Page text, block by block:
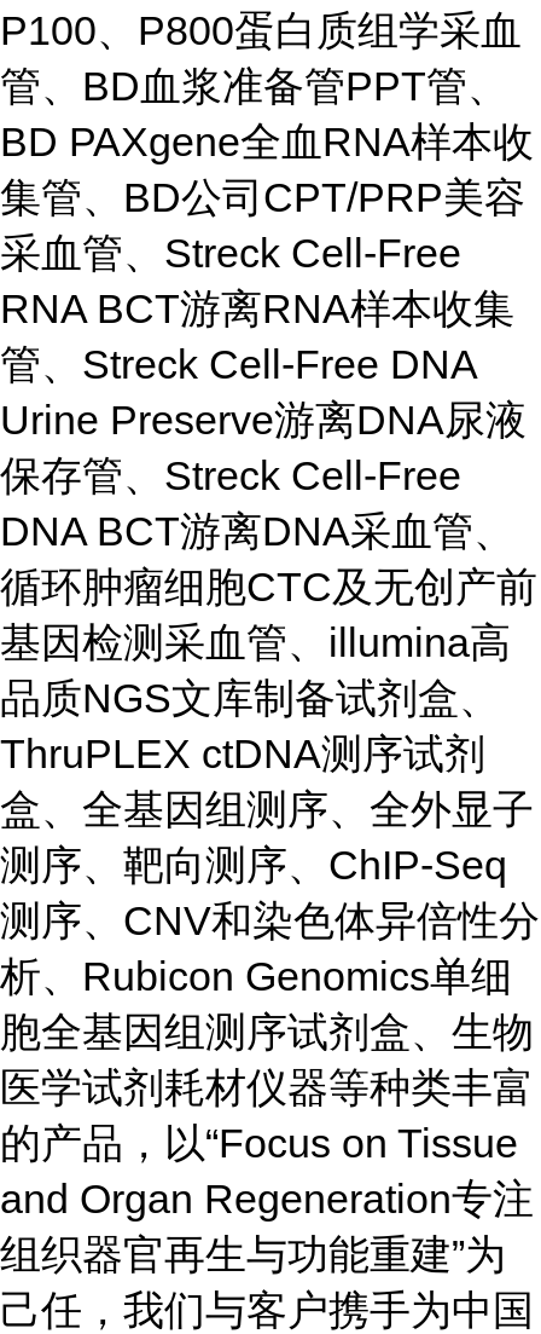
P100、P800蛋白质组学采血
管、BD血浆准备管PPT管、
BD PAXgene全血RNA样本收
集管、BD公司CPT/PRP美容
采血管、Streck Cell-Free
RNA BCT游离RNA样本收集
管、Streck Cell-Free DNA
Urine Preserve游离DNA尿液
保存管、Streck Cell-Free
DNA BCT游离DNA采血管、
循环肿瘤细胞CTC及无创产前
基因检测采血管、illumina高
品质NGS文库制备试剂盒、
ThruPLEX ctDNA测序试剂
盒、全基因组测序、全外显子
测序、靶向测序、ChIP-Seq
测序、CNV和染色体异倍性分
析、Rubicon Genomics单细
胞全基因组测序试剂盒、生物
医学试剂耗材仪器等种类丰富
的产品，以“Focus on Tissue
and Organ Regeneration专注
组织器官再生与功能重建”为
己任，我们与客户携手为中国